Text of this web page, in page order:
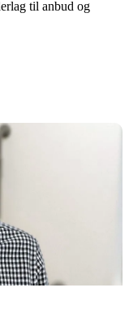
til anbud og